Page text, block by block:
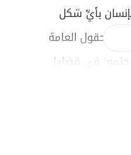
بأيِّ شكل
الحقول العامة
في قضايا